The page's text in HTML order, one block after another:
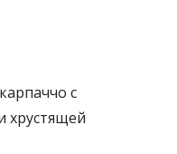
с
хрустящей